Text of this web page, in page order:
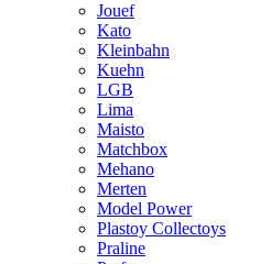
Jouef
Kato
Kleinbahn
Kuehn
LGB
Lima
Maisto
Matchbox
Mehano
Merten
Model Power
Plastoy Collectoys
Praline